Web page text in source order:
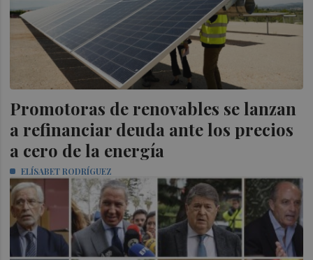
Promotoras de renovables se lanzan
a refinanciar deuda ante los precios
a cero de la energía
ELÍSABET RODRÍGUEZ